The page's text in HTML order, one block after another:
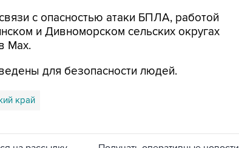
с опасностью атаки БПЛА, работой
и Дивноморском сельских округах
Max.
для безопасности людей.
край